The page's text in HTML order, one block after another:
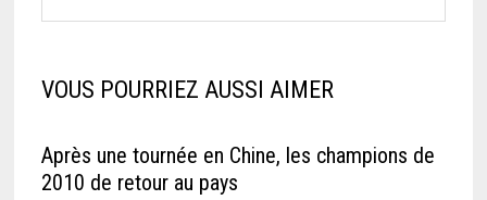
VOUS POURRIEZ AUSSI AIMER
Après une tournée en Chine, les champions de
2010 de retour au pays